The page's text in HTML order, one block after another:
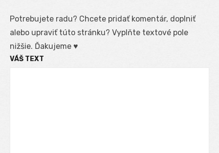
Potrebujete radu? Chcete pridať komentár, doplniť
alebo upraviť túto stránku? Vyplňte textové pole
nižšie. Ďakujeme ♥
VÁŠ TEXT